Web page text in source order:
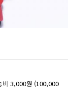
비 3,000원 (100,000